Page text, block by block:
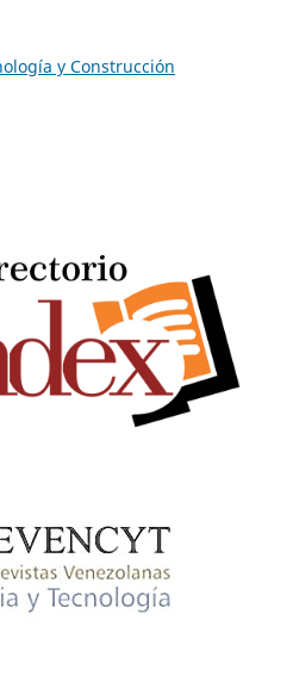
y Construcción